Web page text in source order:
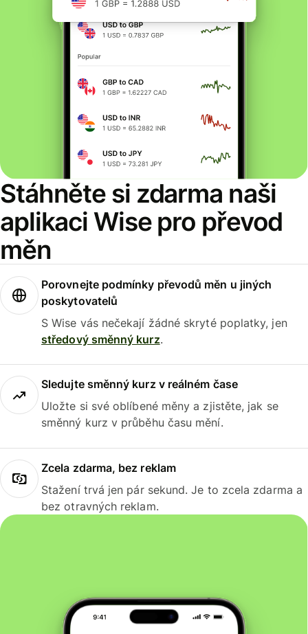
Stáhněte si zdarma naši
aplikaci Wise pro převod
měn
Porovnejte podmínky převodů měn u jiných
poskytovatelů
S Wise vás nečekají žádné skryté poplatky, jen
středový směnný kurz.
Sledujte směnný kurz v reálném čase
Uložte si své oblíbené měny a zjistěte, jak se
směnný kurz v průběhu času mění.
Zcela zdarma, bez reklam
Stažení trvá jen pár sekund. Je to zcela zdarma a
bez otravných reklam.